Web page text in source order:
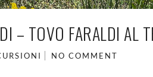
– TOVO FARALDI AL
NO COMMENT